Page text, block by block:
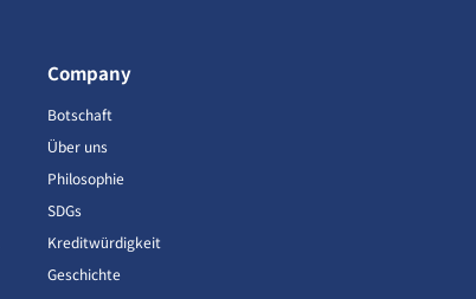
Company
Botschaft
Über uns
Philosophie
SDGs
Kreditwürdigkeit
Geschichte